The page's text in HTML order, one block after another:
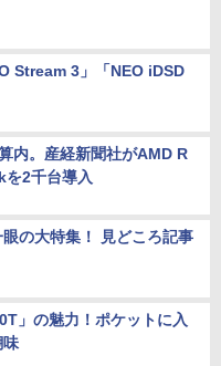
Stream 3」「NEO iDSD
内。産経新聞社がAMD R
2千台導入
の大特集！ 見どころ記事
」の魅力！ポケットに入
味